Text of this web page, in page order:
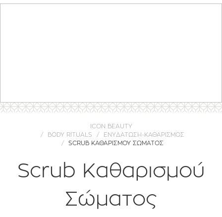
ICON BEAUTY
BODY RITUALS
ΕΝΥΔΑΤΩΣΗ-ΚΑΘΑΡΙΣΜΟΣ
SCRUB ΚΑΘΑΡΙΣΜΟΥ ΣΩΜΑΤΟΣ
Scrub Καθαρισμού
Σώματος